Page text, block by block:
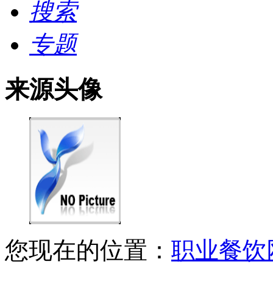
搜索
专题
来源头像
您现在的位置： 职业餐饮